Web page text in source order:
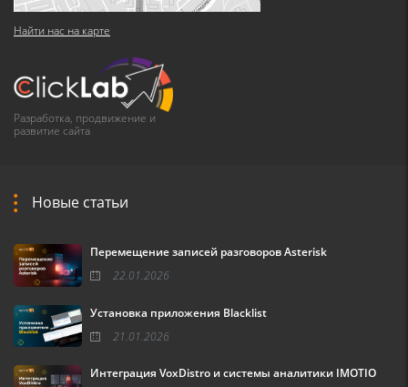
Найти нас на карте
Разработка, продвижение и
развитие сайта
Новые статьи
Перемещение записей разговоров Asterisk
22.01.2026
Установка приложения Blacklist
21.01.2026
Интеграция VoxDistro и системы аналитики IMOTIO